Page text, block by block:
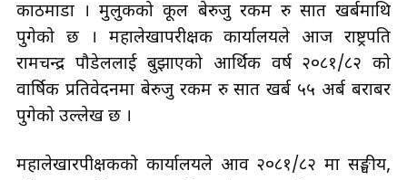
काठमाडौँ । मुलुकको कूल बेरुजु रकम रु सात खर्बमाथि
पुगेको छ । महालेखापरीक्षक कार्यालयले आज राष्ट्रपति
रामचन्द्र पौडेललाई बुझाएको आर्थिक वर्ष २०८१/८२ को
वार्षिक प्रतिवेदनमा बेरुजु रकम रु सात खर्ब ५५ अर्ब बराबर
पुगेको उल्लेख छ ।
महालेखारपीक्षकको कार्यालयले आव २०८१/८२ मा सङ्घीय,